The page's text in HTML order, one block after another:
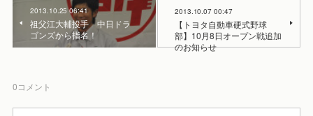
2013.10.25 06:41
祖父江大輔投手 中日ドラ
ゴンズから指名！
2013.10.07 00:47
【トヨタ自動車硬式野球
部】10月8日オープン戦追加
のお知らせ
0コメント